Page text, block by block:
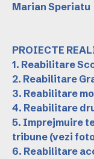
Marian Speriatu
PROIECTE
1. Reabilitare
2. Reabilitare
3. Reabilitare
4. Reabilitare
5. Imprejmuire
tribune (vezi
6. Reabilitare